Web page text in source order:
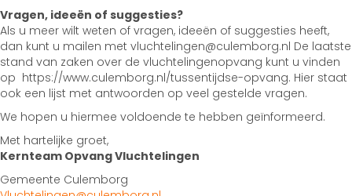
Vragen, ideeën of suggesties?
Als u meer wilt weten of vragen, ideeën of suggesties heeft,
dan kunt u mailen met vluchtelingen@culemborg.nl De laatste
stand van zaken over de vluchtelingenopvang kunt u vinden
op https://www.culemborg.nl/tussentijdse-opvang. Hier staat
ook een lijst met antwoorden op veel gestelde vragen.
We hopen u hiermee voldoende te hebben geïnformeerd.
Met hartelijke groet,
Kernteam Opvang Vluchtelingen
Gemeente Culemborg